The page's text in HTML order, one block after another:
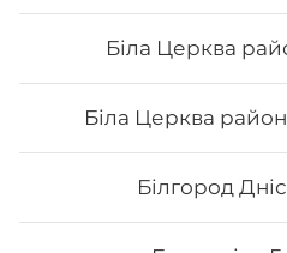
Біла Церква
Біла Церква
Білгород
Футомаки